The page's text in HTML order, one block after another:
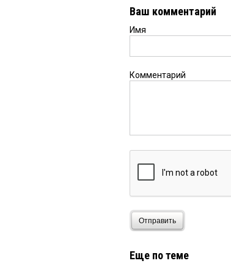
Ваш комментарий
Имя
Комментарий
Отправить
Еще по теме